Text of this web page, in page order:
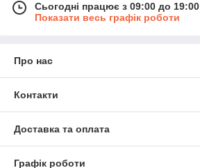
Сьогодні працює з 09:00 до 19:00
Показати весь графік роботи
Про нас
Контакти
Доставка та оплата
Графік роботи